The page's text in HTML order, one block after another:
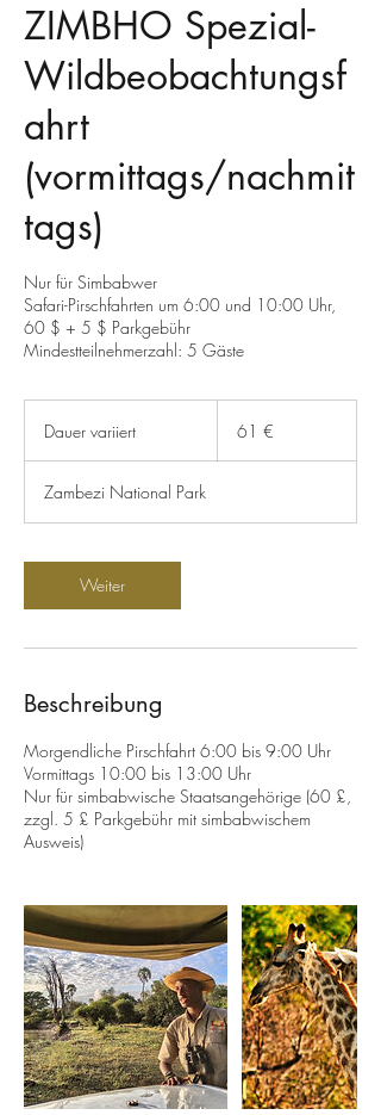
ZIMBHO Spezial-
Wildbeobachtungsf
ahrt
(vormittags/nachmit
tags)
Nur für Simbabwer
Safari-Pirschfahrten um 6:00 und 10:00 Uhr,
60 $ + 5 $ Parkgebühr
Mindestteilnehmerzahl: 5 Gäste
Dauer variiert
e
r
a
i
t
61 €
Zambezi National Park
Weiter
Beschreibung
Morgendliche Pirschfahrt 6:00 bis 9:00 Uhr
Vormittags 10:00 bis 13:00 Uhr
Nur für simbabwische Staatsangehörige (60 £,
zzgl. 5 £ Parkgebühr mit simbabwischem
Ausweis)